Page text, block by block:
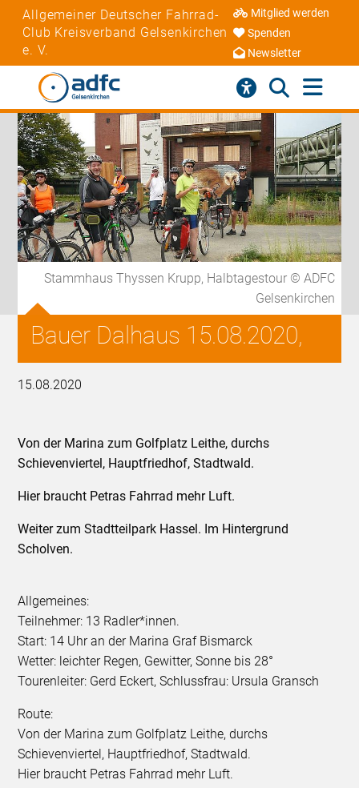
Allgemeiner Deutscher Fahrrad-
Club Kreisverband Gelsenkirchen
e. V.
Mitglied werden
Spenden
Newsletter
Stammhaus Thyssen Krupp, Halbtagestour © ADFC
Gelsenkirchen
Bauer Dalhaus 15.08.2020,
15.08.2020
Von der Marina zum Golfplatz Leithe, durchs
Schievenviertel, Hauptfriedhof, Stadtwald.
Hier braucht Petras Fahrrad mehr Luft.
Weiter zum Stadtteilpark Hassel. Im Hintergrund
Scholven.
Allgemeines:
Teilnehmer: 13 Radler*innen.
Start: 14 Uhr an der Marina Graf Bismarck
Wetter: leichter Regen, Gewitter, Sonne bis 28°
Tourenleiter: Gerd Eckert, Schlussfrau: Ursula Gransch
Route:
Von der Marina zum Golfplatz Leithe, durchs
Schievenviertel, Hauptfriedhof, Stadtwald.
Hier braucht Petras Fahrrad mehr Luft.